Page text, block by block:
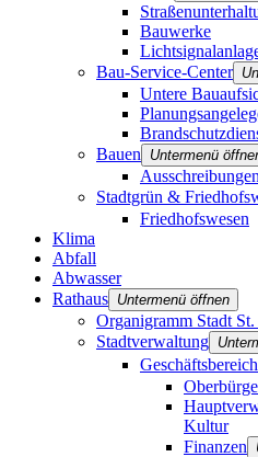
Bauwerke
Bau-Service-Center
Untere
Bauen
Untermenü
Ausschreibungen
Stadtgrün &
Friedhofswesen
Klima
Abfall
Abwasser
Rathaus Untermenü öffnen
Organigramm Stadt
Stadtverwaltung
Kultur
Finanzen